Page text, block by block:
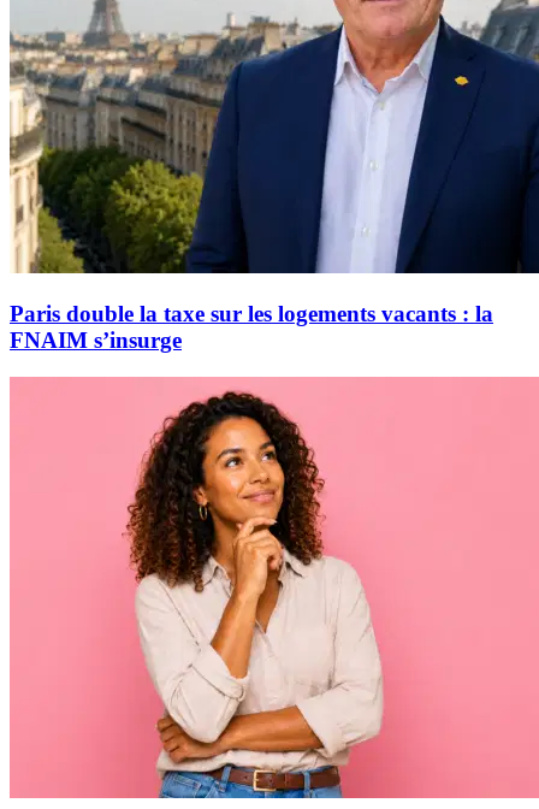
Paris double la taxe sur les logements vacants : la
FNAIM s’insurge